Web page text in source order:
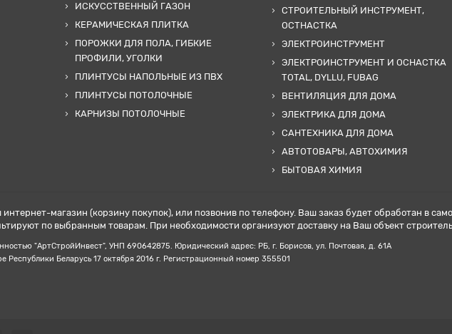
ИСКУССТВЕННЫЙ ГАЗОН
КЕРАМИЧЕСКАЯ ПЛИТКА
ПОРОЖКИ ДЛЯ ПОЛА, ГИБКИЕ
ПРОФИЛИ, УГОЛКИ
ПЛИНТУСЫ НАПОЛЬНЫЕ ИЗ ПВХ
ПЛИНТУСЫ ПОТОЛОЧНЫЕ
КАРНИЗЫ ПОТОЛОЧНЫЕ
СТРОИТЕЛЬНЫЙ ИНСТРУМЕНТ,
ОСТНАСТКА
ЭЛЕКТРОИНСТРУМЕНТ
ЭЛЕКТРОИНСТРУМЕНТ И ОСНАСТКА
TOTAL, DYLLU, FUBAG
ВЕНТИЛЯЦИЯ ДЛЯ ДОМА
ЭЛЕКТРИКА ДЛЯ ДОМА
САНТЕХНИКА ДЛЯ ДОМА
АВТОТОВАРЫ, АВТОХИМИЯ
БЫТОВАЯ ХИМИЯ
магазин (корзину покупок), или позвонив по телефону. Ваш заказ будет обработан в
по выбранным товарам. При необходимости организуют доставку на Ваш объект
"АртСтройИнвест", УНП ‎690642875. Юридический адрес: РБ, г. Борисов, ул. Почтовая, д. 61А
Республики Беларусь 17 октября 2016 г. Регистрационный номер 355501